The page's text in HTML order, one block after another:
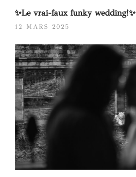
✨Le vrai-faux funky wedding!✨
12 MARS 2025